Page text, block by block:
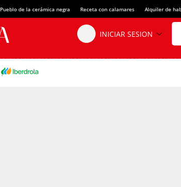
Pueblo de la cerámica negra Receta con calamares Alquiler de